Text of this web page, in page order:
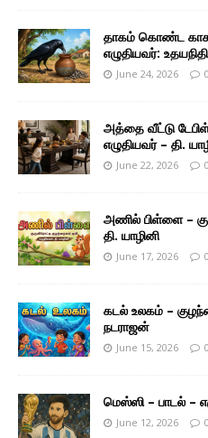
தாகம் கொண்ட
எழுதியவர்:
June 24, 2026 0
அத்தை வீட்டு
எழுதியவர் – தி.
June 22, 2026 0
அணில் பிள்ளை –
தி. யாழினி
June 17, 2026 0
கடல் உலகம் –
நடராஜன்
June 15, 2026 0
மெஸ்ஸி – பாடல் –
June 12, 2026 0